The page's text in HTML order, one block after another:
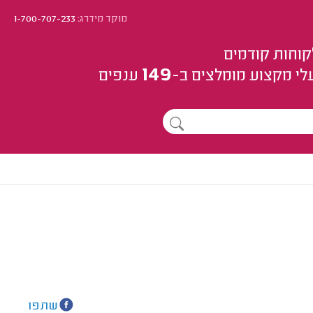
מוקד מידרג:1-700-707-233
קודמים
מקצוע מומלצים ב-149 ענפים
שתפו